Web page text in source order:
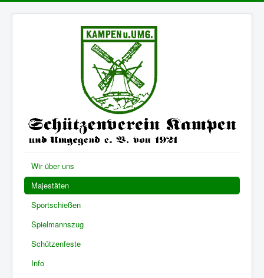
Wir über uns
Majestäten
Sportschießen
Spielmannszug
Schützenfeste
Info